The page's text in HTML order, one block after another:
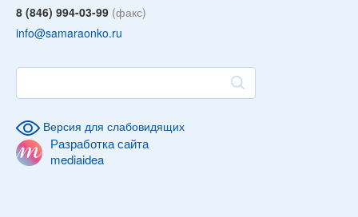
8 (846) 994-03-99 (факс)
info@samaraonko.ru
Версия для слабовидящих
Разработка сайта
mediaidea